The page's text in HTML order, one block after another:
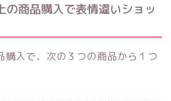
商品購入で表情違いショッ
入で、次の３つの商品から１つ